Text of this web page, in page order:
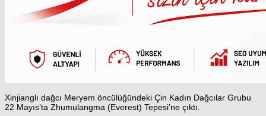
Xinjianglı dağcı Meryem öncülüğündeki Çin Kadın Dağcılar Grubu
22 Mayıs’ta Zhumulangma (Everest) Tepesi’ne çıktı.